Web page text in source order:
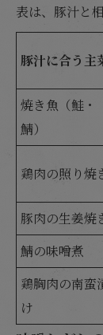
表は、豚汁と
豚汁に合う主
焼き魚（鮭・
鯖）
鶏肉の照り焼
豚肉の生姜焼
鯖の味噌煮
鶏胸肉の南蛮
け